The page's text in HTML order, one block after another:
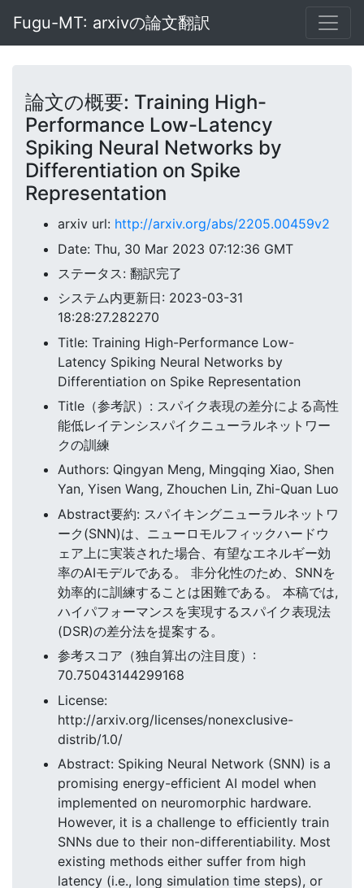
Fugu-MT: arxivの論文翻訳
論文の概要: Training High-
Performance Low-Latency
Spiking Neural Networks by
Differentiation on Spike
Representation
arxiv url: http://arxiv.org/abs/2205.00459v2
Date: Thu, 30 Mar 2023 07:12:36 GMT
ステータス: 翻訳完了
システム内更新日: 2023-03-31
18:28:27.282270
Title: Training High-Performance Low-
Latency Spiking Neural Networks by
Differentiation on Spike Representation
Title（参考訳）: スパイク表現の差分による高性
能低レイテンシスパイクニューラルネットワー
クの訓練
Authors: Qingyan Meng, Mingqing Xiao, Shen
Yan, Yisen Wang, Zhouchen Lin, Zhi-Quan Luo
Abstract要約: スパイキングニューラルネットワ
ーク(SNN)は、ニューロモルフィックハードウ
ェア上に実装された場合、有望なエネルギー効
率のAIモデルである。 非分化性のため、SNNを
効率的に訓練することは困難である。 本稿では,
ハイパフォーマンスを実現するスパイク表現法
(DSR)の差分法を提案する。
参考スコア（独自算出の注目度）:
70.75043144299168
License:
http://arxiv.org/licenses/nonexclusive-
distrib/1.0/
Abstract: Spiking Neural Network (SNN) is a
promising energy-efficient AI model when
implemented on neuromorphic hardware.
However, it is a challenge to efficiently train
SNNs due to their non-differentiability. Most
existing methods either suffer from high
latency (i.e., long simulation time steps), or